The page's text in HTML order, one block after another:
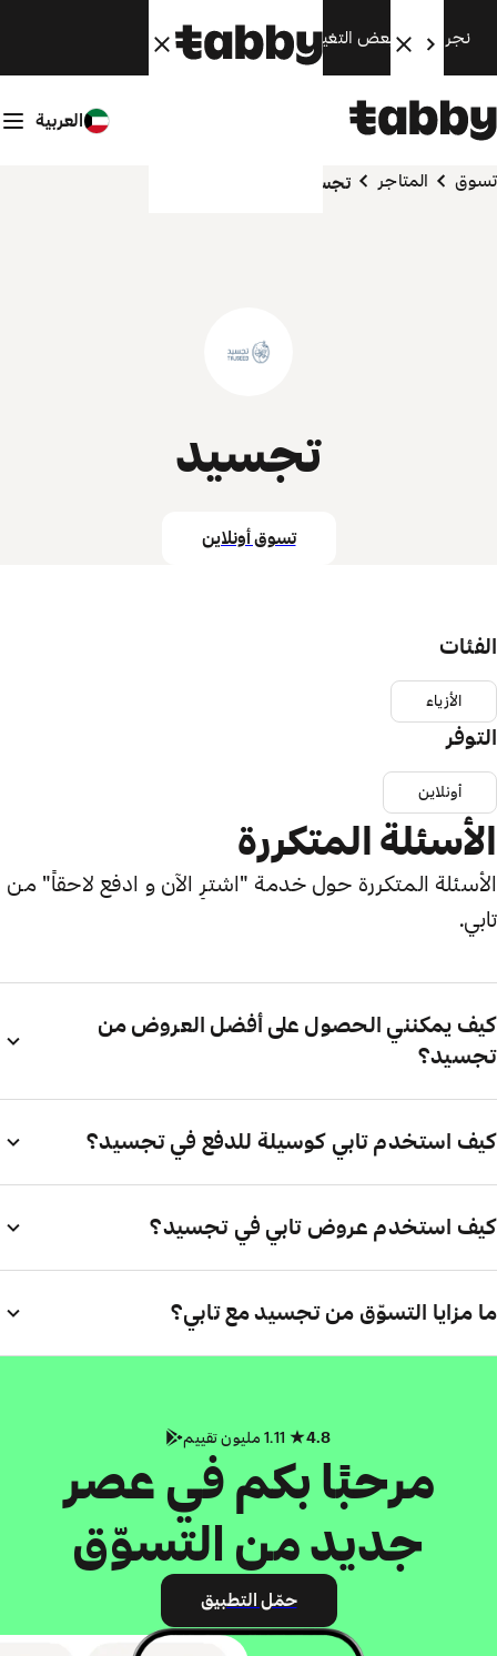
نجري الآن بعض التغييرات. سنعود قريبًا.
العربية
تسوق المتاجر تجسيد
تجسيد
تسوق أونلاين
الفئات
الأزياء
التوفر
أونلاين
الأسئلة المتكررة
الأسئلة المتكررة حول خدمة "اشترِ الآن و ادفع لاحقاً" من
تابي.
كيف يمكنني الحصول على أفضل العروض من
تجسيد؟
كيف استخدم تابي كوسيلة للدفع في تجسيد؟
كيف استخدم عروض تابي في تجسيد؟
ما مزايا التسوّق من تجسيد مع تابي؟
4.8
مرحبًا بكم في عصر
جديد من التسوّق
حمّل التطبيق